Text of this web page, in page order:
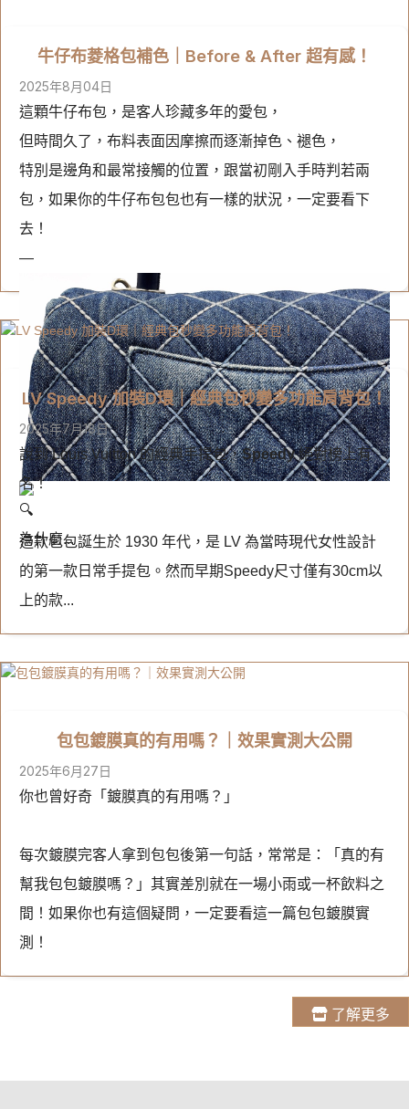
牛仔布菱格包補色｜Before & After 超有感！
2025年8月04日
這顆牛仔布包，是客人珍藏多年的愛包，
但時間久了，布料表面因摩擦而逐漸掉色、褪色，
特別是邊角和最常接觸的位置，跟當初剛入手時判若兩
包，如果你的牛仔布包包也有一樣的狀況，一定要看下
去！
—
為什麼...
LV Speedy 加裝D環｜經典包秒變多功能肩背包！
2025年7月18日
說到 Louis Vuitton 的經典手提包，Speedy絕對榜上有
名！
這款包包誕生於 1930 年代，是 LV 為當時現代女性設計
的第一款日常手提包。然而早期Speedy尺寸僅有30cm以
上的款...
包包鍍膜真的有用嗎？｜效果實測大公開
2025年6月27日
你也曾好奇「鍍膜真的有用嗎？」
每次鍍膜完客人拿到包包後第一句話，常常是：「真的有
幫我包包鍍膜嗎？」其實差別就在一場小雨或一杯飲料之
間！如果你也有這個疑問，一定要看這一篇包包鍍膜實
測！
了解更多